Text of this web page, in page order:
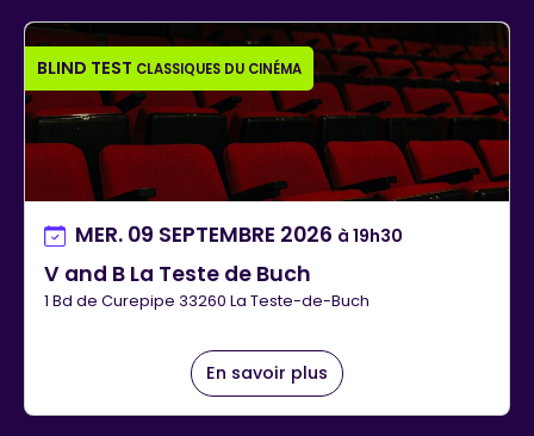
BLIND TEST CLASSIQUES DU CINÉMA
MER. 09 SEPTEMBRE 2026 à 19h30
V and B La Teste de Buch
1 Bd de Curepipe 33260 La Teste-de-Buch
En savoir plus